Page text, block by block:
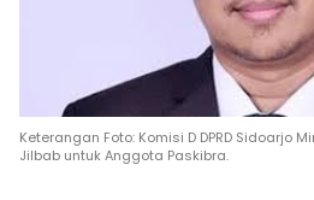
Keterangan Foto: Komisi D DPRD Sidoarjo
Jilbab untuk Anggota Paskibra.